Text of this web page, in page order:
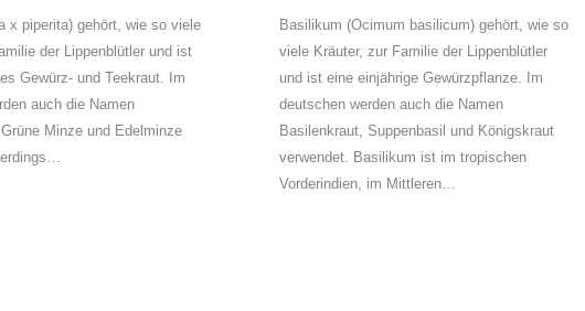
x piperita) gehört, wie so viele
der Lippenblütler und ist
Gewürz- und Teekraut. Im
auch die Namen
Minze und Edelminze
Basilikum (Ocimum basilicum) gehört, wie so
viele Kräuter, zur Familie der Lippenblütler
und ist eine einjährige Gewürzpflanze. Im
deutschen werden auch die Namen
Basilenkraut, Suppenbasil und Königskraut
verwendet. Basilikum ist im tropischen
Vorderindien, im Mittleren…